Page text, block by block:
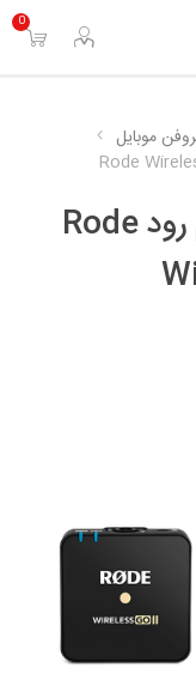
0
موبایل
اجاره میکروفن بی سیم رود Rode